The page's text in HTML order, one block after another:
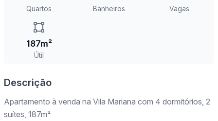
Quartos Banheiros Vagas
187m²
Útil
Descrição
Apartamento à venda na Vila Mariana com 4 dormitórios, 2
suítes, 187m²